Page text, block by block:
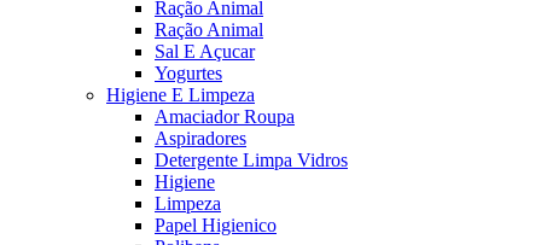
Ração Animal
Ração Animal
Sal E Açucar
Yogurtes
Higiene E Limpeza
Amaciador Roupa
Aspiradores
Detergente Limpa Vidros
Higiene
Limpeza
Papel Higienico